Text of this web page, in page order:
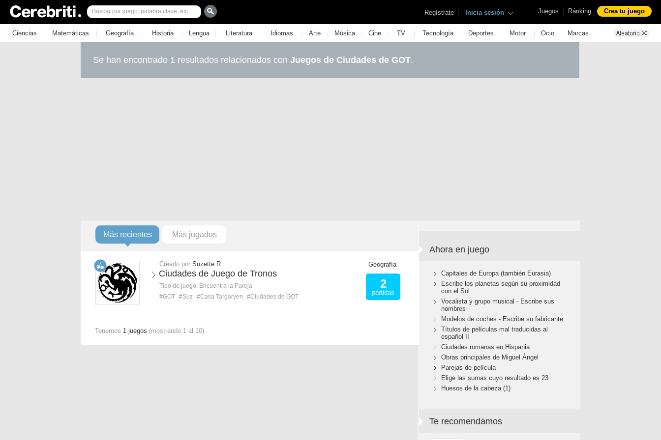
Juegos | Ránking Crea tu juego
Regístrate | Inicia sesión
Ciencias | Matemáticas | Geografía | Historia | Lengua | Literatura | Idiomas | Arte | Música | Cine | TV | Tecnología | Deportes | Motor | Ocio | Marcas
Se han encontrado 1 resultados relacionados con Juegos de Ciudades de GOT.
Más recientes Más jugados
Creado por Suzette R
Ciudades de Juego de Tronos
Tipo de juego: Encuentra la Pareja
#GOT #Suz #Casa Targaryen #Ciudades de GOT
Geografía
2
partidas
Tenemos 1 juegos (mostrando 1 al 10)
Ahora en juego
Capitales de Europa (también Eurasia)
Escribe los planetas según su proximidad
con el Sol
Vocalista y grupo musical - Escribe sus
nombres
Modelos de coches - Escribe su fabricante
Títulos de películas mal traducidas al
español II
Ciudades romanas en Hispania
Obras principales de Miguel Ángel
Parejas de película
Elige las sumas cuyo resultado es 23
Huesos de la cabeza (1)
Te recomendamos